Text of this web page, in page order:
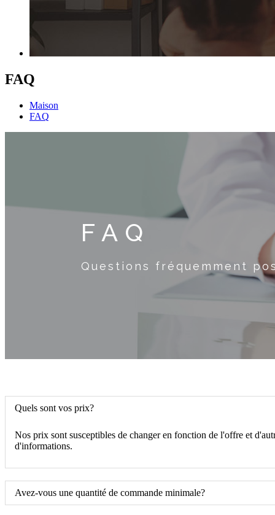
FAQ
Maison
FAQ
FAQ
Questions fréquemment
Quels sont vos prix?
Nos prix sont susceptibles de changer en fonction de l'offre et
d'informations.
Avez-vous une quantité de commande minimale?